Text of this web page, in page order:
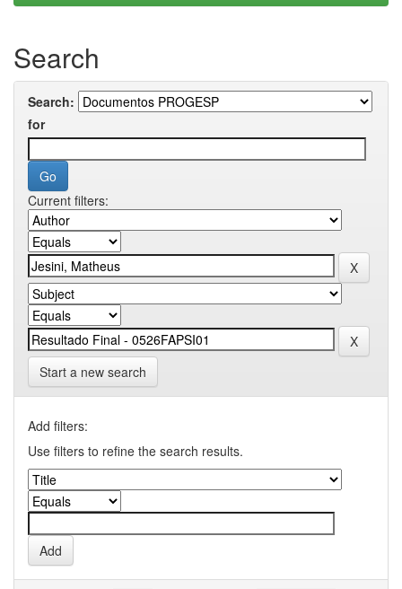
Search
Search:
for
Current filters:
Start a new search
Add filters:
Use filters to refine the search results.